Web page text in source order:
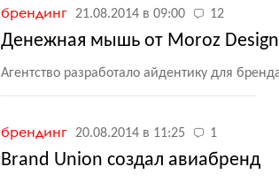
брендинг 21.08.2014 в 09:00 12
Денежная мышь от Moroz Design
Агентство разработало айдентику для
брендинг 20.08.2014 в 11:25 1
Brand Union создал авиабренд